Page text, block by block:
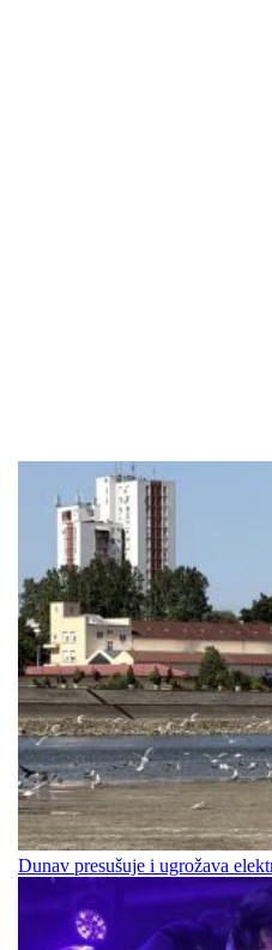
Dunav presušuje i ugrožava